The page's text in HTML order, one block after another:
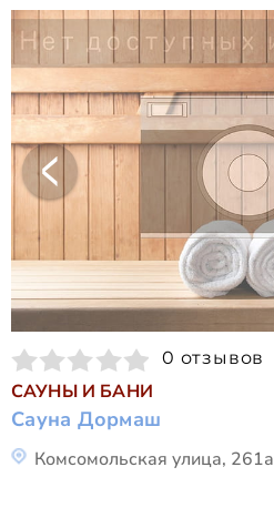
0 отзывов
САУНЫ И БАНИ
Сауна Дормаш
Комсомольская улица, 261а